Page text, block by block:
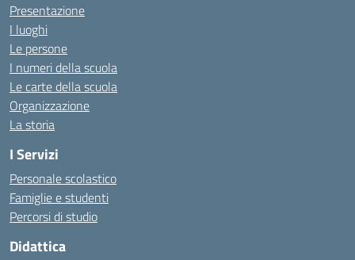
Presentazione
I luoghi
Le persone
I numeri della scuola
Le carte della scuola
Organizzazione
La storia
I Servizi
Personale scolastico
Famiglie e studenti
Percorsi di studio
Didattica